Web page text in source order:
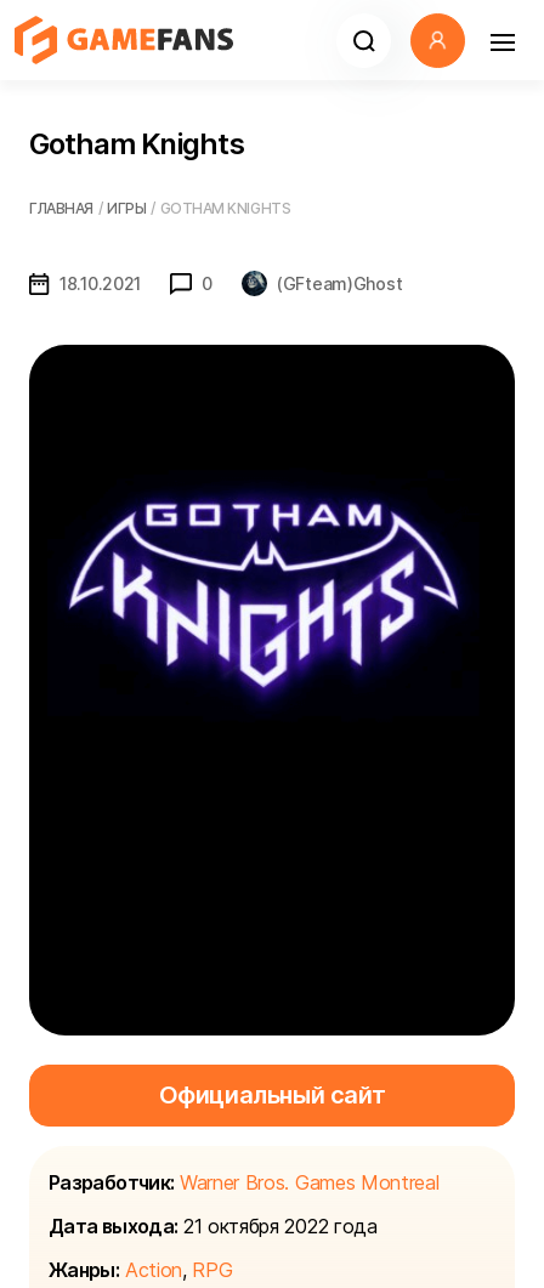
Gotham Knights
ГЛАВНАЯ / ИГРЫ / GOTHAM KNIGHTS
18.10.2021 0 (GFteam)Ghost
Официальный сайт
Разработчик: Warner Bros. Games Montreal
Дата выхода: 21 октября 2022 года
Жанры: Action, RPG